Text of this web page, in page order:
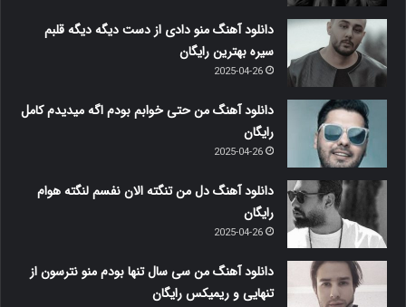
دانلود آهنگ منو دادی از دست دیگه دیگه قلبم
سیره بهترین رایگان
2025-04-26
دانلود آهنگ من حتی خوابم بودم اگه میدیدم کامل
رایگان
2025-04-26
دانلود آهنگ دل من تنگته الان نفسم لنگته هوام
رایگان
2025-04-26
دانلود آهنگ من سی سال تنها بودم منو نترسون از
تنهایی و ریمیکس رایگان